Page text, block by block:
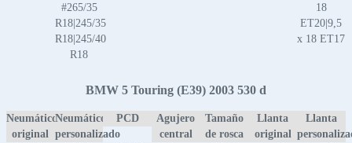
#265/35
R18|245/35
R18|245/40
R18
18
ET20|9,5
x 18 ET17
BMW 5 Touring (E39) 2003 530 d
Neumático
original
Neumático
personalizado
PCD
Agujero
central
Tamaño
de rosca
Llanta
original
Llanta